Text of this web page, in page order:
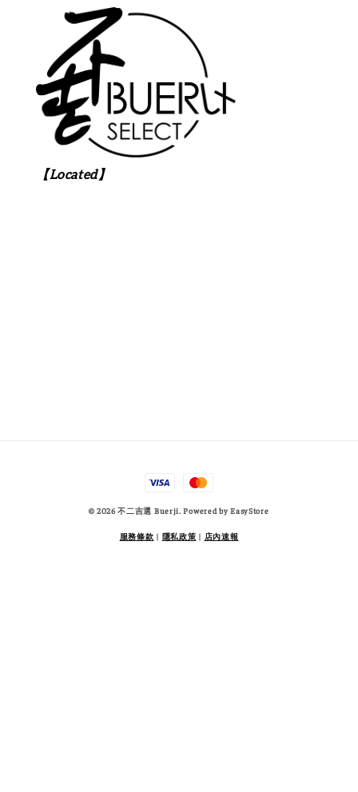
【Located】
© 2026 不二吉選 Buerji. Powered byEasyStore
服務條款 | 隱私政策 | 店內速報